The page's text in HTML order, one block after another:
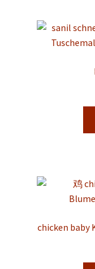
chicken baby